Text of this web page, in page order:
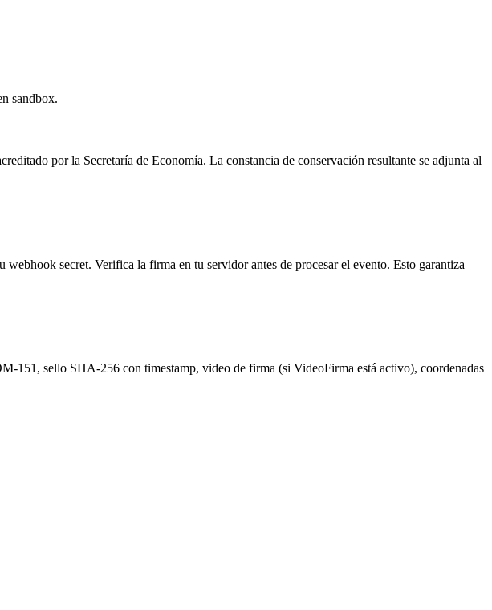
sandbox.
por la Secretaría de Economía. La constancia de conservación resultante se adjunta al
secret. Verifica la firma en tu servidor antes de procesar el evento. Esto garantiza
sello SHA-256 con timestamp, video de firma (si VideoFirma está activo), coordenadas